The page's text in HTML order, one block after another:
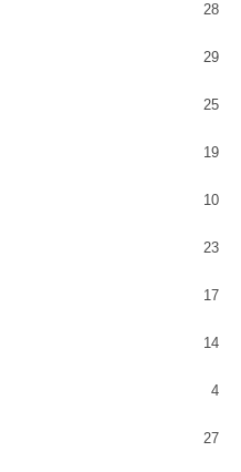
28
29
25
19
10
23
17
14
4
27